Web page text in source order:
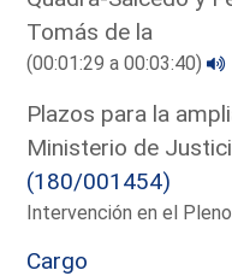
Tomás de la
(00:01:29 a 00:03:40)
Plazos para la
Ministerio de
(180/001454)
Intervención en el
Cargo